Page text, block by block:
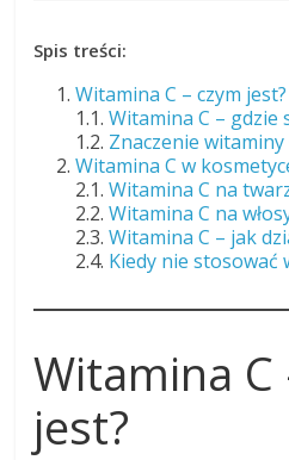
Spis treści:
Witamina C – czym jest?
1.1.Witamina C – gdzie
1.2. Znaczenie witaminy
Witamina C w
2.1.Witamina C na
2.2.Witamina C na
2.3.Witamina C – jak
2.4. Kiedy nie stosować
Witamina C
jest?